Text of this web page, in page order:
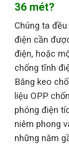
36 mét?
Chúng ta
điện cần
điện, hoặc
chống tĩnh
Băng keo
liệu OPP
phóng điện
niêm phong
những năm